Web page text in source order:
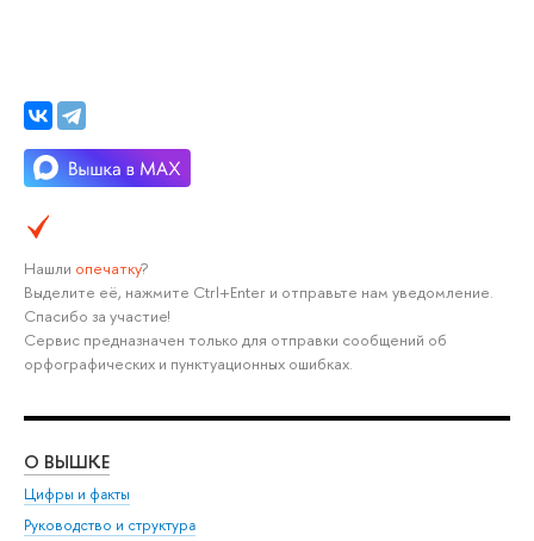
Нашли опечатку?
Выделите её, нажмите Ctrl+Enter и отправьте нам уведомление.
Спасибо за участие!
Сервис предназначен только для отправки сообщений об
орфографических и пунктуационных ошибках.
О ВЫШКЕ
Цифры и факты
Руководство и структура